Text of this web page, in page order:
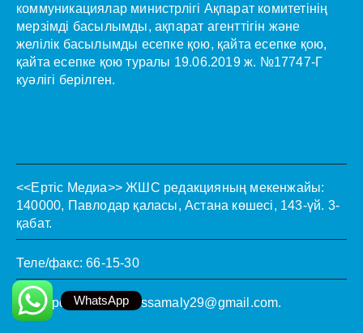
коммуникациялар министрлігі Ақпарат комитетінің
мерзімді басылымды, ақпарат агенттігін және
желілік басылымды есепке қою, қайта есепке қою,
қайта есепке қою туралы 19.06.2019 ж. №17747-Г
куәлігі берілген.
<<Ертіс Медиа>> ЖШС редакцияның мекенжайы:
140000, Павлодар қаласы, Астана көшесі, 143-үй. 3-
қабат.
Теле/факс: 66-15-30
Электронды пошта:ssamaly29@gmail.com.
WhatsApp